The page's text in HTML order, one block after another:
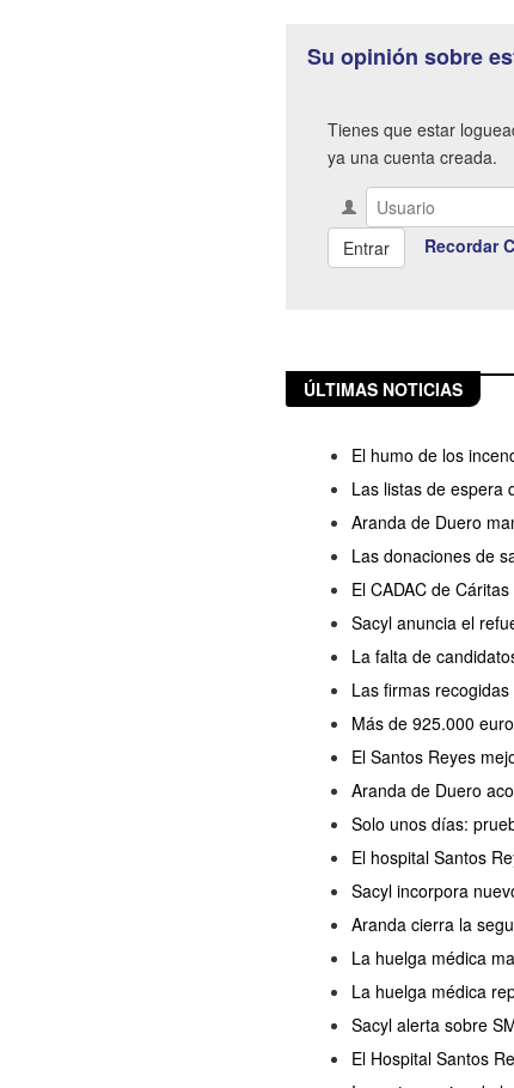
Su opinión sobre
Tienes que estar
ya una cuenta creada.
Recordar
ÚLTIMAS NOTICIAS
El humo de los
Las listas de espera
Aranda de Duero
Las donaciones de
El CADAC de
Sacyl anuncia el
La falta de
Las firmas
Más de 925.000
El Santos Reyes
Aranda de Duero
Solo unos días:
El hospital Santos
Sacyl incorpora
Aranda cierra la
La huelga médica
La huelga médica
Sacyl alerta sobre
El Hospital Santos